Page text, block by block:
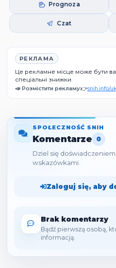
Prognoza
Czat
РЕКЛАМА
Це рекламне місце може бути
спеціальні знижки.
📣 Розмістити рекламу:👉snih.info/
SPOŁECZNOŚĆ SNIH
Komentarze 0
Dziel się
wskazówkami.
Zaloguj się, aby
Brak komentarzy
Bądź pierwszą osobą,
informacją.